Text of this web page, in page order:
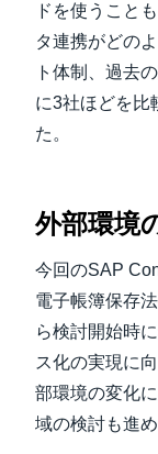
ドを使うこと
タ連携がどの
ト体制、過去
に3社ほどを比
た。
外部環境
今回のSAP
電子帳簿保存
ら検討開始時
ス化の実現に
部環境の変化
域の検討も進